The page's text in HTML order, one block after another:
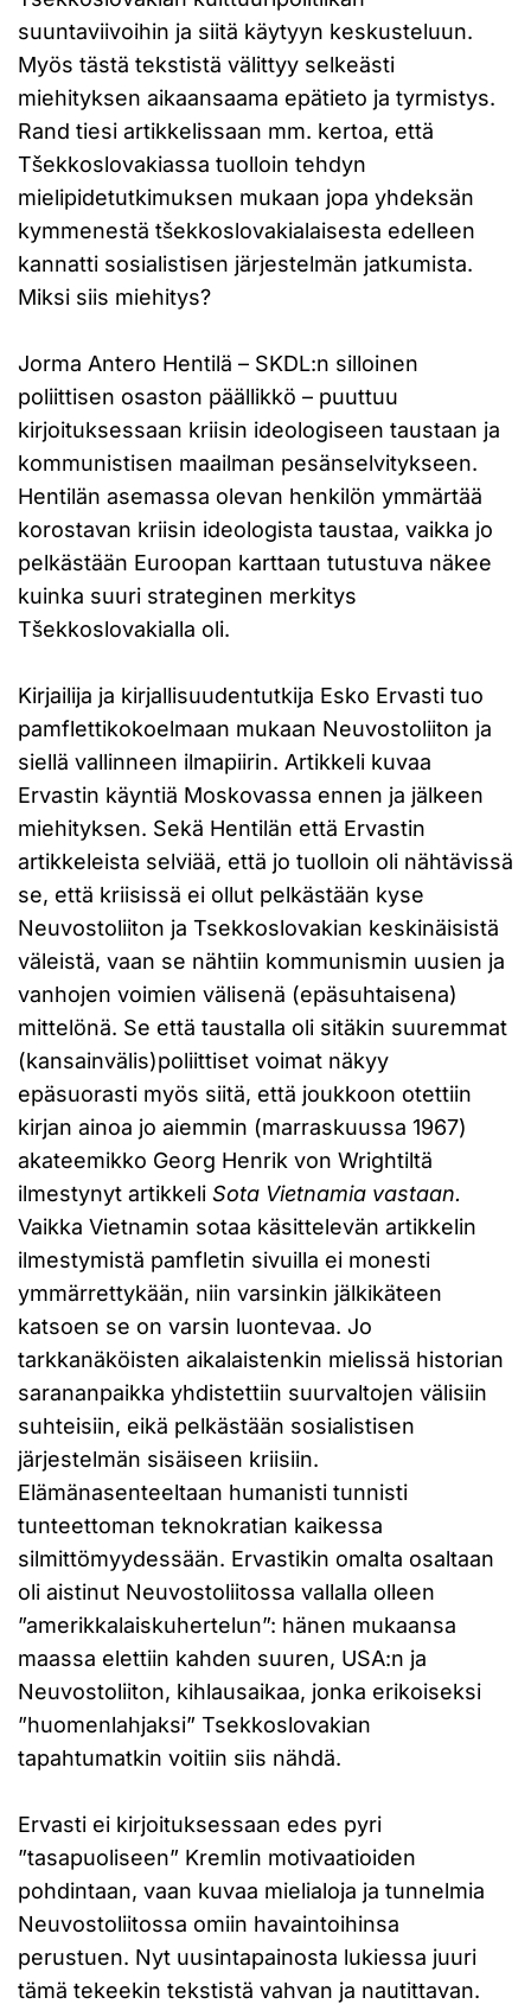
suuntaviivoihin ja siitä käytyyn keskusteluun.
Myös tästä tekstistä välittyy selkeästi
miehityksen aikaansaama epätieto ja tyrmistys.
Rand tiesi artikkelissaan mm. kertoa, että
Tšekkoslovakiassa tuolloin tehdyn
mielipidetutkimuksen mukaan jopa yhdeksän
kymmenestä tšekkoslovakialaisesta edelleen
kannatti sosialistisen järjestelmän jatkumista.
Miksi siis miehitys?
Jorma Antero Hentilä – SKDL:n silloinen
poliittisen osaston päällikkö – puuttuu
kirjoituksessaan kriisin ideologiseen taustaan ja
kommunistisen maailman pesänselvitykseen.
Hentilän asemassa olevan henkilön ymmärtää
korostavan kriisin ideologista taustaa, vaikka jo
pelkästään Euroopan karttaan tutustuva näkee
kuinka suuri strateginen merkitys
Tšekkoslovakialla oli.
Kirjailija ja kirjallisuudentutkija Esko Ervasti tuo
pamflettikokoelmaan mukaan Neuvostoliiton ja
siellä vallinneen ilmapiirin. Artikkeli kuvaa
Ervastin käyntiä Moskovassa ennen ja jälkeen
miehityksen. Sekä Hentilän että Ervastin
artikkeleista selviää, että jo tuolloin oli nähtävissä
se, että kriisissä ei ollut pelkästään kyse
Neuvostoliiton ja Tsekkoslovakian keskinäisistä
väleistä, vaan se nähtiin kommunismin uusien ja
vanhojen voimien välisenä (epäsuhtaisena)
mittelönä. Se että taustalla oli sitäkin suuremmat
(kansainvälis)poliittiset voimat näkyy
epäsuorasti myös siitä, että joukkoon otettiin
kirjan ainoa jo aiemmin (marraskuussa 1967)
akateemikko Georg Henrik von Wrightiltä
ilmestynyt artikkeli Sota Vietnamia vastaan.
Vaikka Vietnamin sotaa käsittelevän artikkelin
ilmestymistä pamfletin sivuilla ei monesti
ymmärrettykään, niin varsinkin jälkikäteen
katsoen se on varsin luontevaa. Jo
tarkkanäköisten aikalaistenkin mielissä historian
sarananpaikka yhdistettiin suurvaltojen välisiin
suhteisiin, eikä pelkästään sosialistisen
järjestelmän sisäiseen kriisiin.
Elämänasenteeltaan humanisti tunnisti
tunteettoman teknokratian kaikessa
silmittömyydessään. Ervastikin omalta osaltaan
oli aistinut Neuvostoliitossa vallalla olleen
”amerikkalaiskuhertelun”: hänen mukaansa
maassa elettiin kahden suuren, USA:n ja
Neuvostoliiton, kihlausaikaa, jonka erikoiseksi
”huomenlahjaksi” Tsekkoslovakian
tapahtumatkin voitiin siis nähdä.
Ervasti ei kirjoituksessaan edes pyri
”tasapuoliseen” Kremlin motivaatioiden
pohdintaan, vaan kuvaa mielialoja ja tunnelmia
Neuvostoliitossa omiin havaintoihinsa
perustuen. Nyt uusintapainosta lukiessa juuri
tämä tekeekin tekstistä vahvan ja nautittavan.